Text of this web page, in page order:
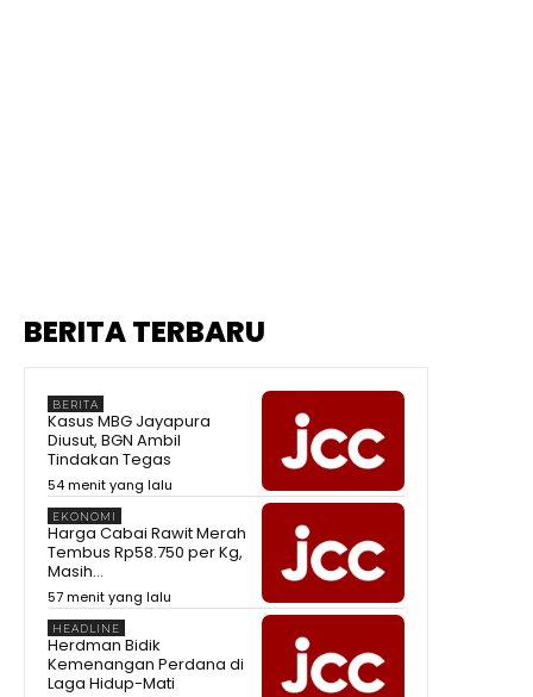
BERITA TERBARU
BERITA
Kasus MBG Jayapura
Diusut, BGN Ambil
Tindakan Tegas
54 menit yang lalu
EKONOMI
Harga Cabai Rawit Merah
Tembus Rp58.750 per Kg,
Masih...
57 menit yang lalu
HEADLINE
Herdman Bidik
Kemenangan Perdana di
Laga Hidup-Mati